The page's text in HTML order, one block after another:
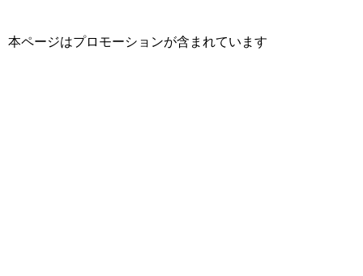
本ページはプロモーションが含まれています